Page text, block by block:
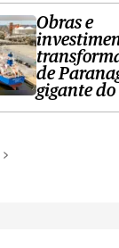
Obras e
de
gigante do